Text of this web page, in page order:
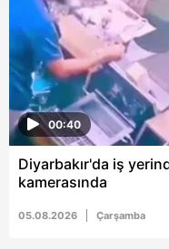
00:40
Diyarbakır'da iş
kamerasında
05.08.2026 Çarşamba